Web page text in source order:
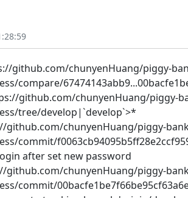
github.com/chunyenHuang/piggy-
compare/
github.com/chunyenHuang/piggy-
tree/develop|`develop`>*
github.com/chunyenHuang/piggy-
commit/
after set new password
github.com/chunyenHuang/piggy-
commit/